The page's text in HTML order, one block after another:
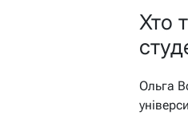
Хто
Ольга